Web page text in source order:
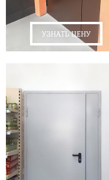
УЗНАТЬ ЦЕНУ